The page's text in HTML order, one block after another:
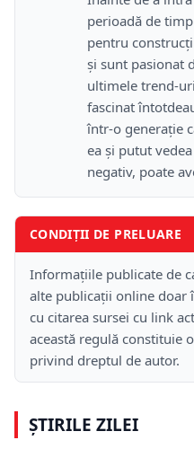
perioadă de
pentru
și sunt pasionat
ultimele trend-
fascinat
într-o generație
ea și putut
negativ, poate
CONDIȚII DE PRELUARE
Informațiile publicate de
alte publicații online doar
cu citarea sursei cu link
această regulă constituie
privind dreptul de autor.
ȘTIRILE ZILEI